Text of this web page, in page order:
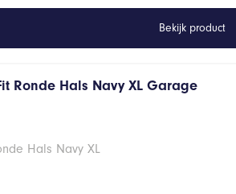
Bekijk product
Ronde Hals Navy XL Garage
Hals Navy XL